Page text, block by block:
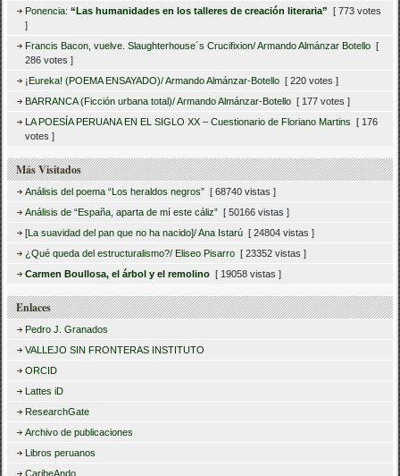
Ponencia:“Las humanidades en los talleres de creación literaria”
[ 773 votes
]
Francis Bacon, vuelve. Slaughterhouse´s Crucifixion/ Armando Almánzar Botello [
286 votes ]
¡Eureka! (POEMA ENSAYADO)/ Armando Almánzar-Botello [ 220 votes ]
BARRANCA (Ficción urbana total)/ Armando Almánzar-Botello [ 177 votes ]
LA POESÍA PERUANA EN EL SIGLO XX – Cuestionario de Floriano Martins
[ 176
votes ]
Más Visitados
Análisis del poema “Los heraldos negros” [ 68740 vistas ]
Análisis de “España, aparta de mí este cáliz” [ 50166 vistas ]
[La suavidad del pan que no ha nacido]/ Ana Istarú [ 24804 vistas ]
¿Qué queda del estructuralismo?/ Eliseo Pisarro [ 23352 vistas ]
Carmen Boullosa, el árbol y el remolino [ 19058 vistas ]
Enlaces
Pedro J. Granados
VALLEJO SIN FRONTERAS INSTITUTO
ORCID
Lattes iD
ResearchGate
Archivo de publicaciones
Libros peruanos
CaribeAndo